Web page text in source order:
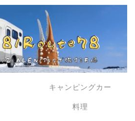
キャンピングカー
料理